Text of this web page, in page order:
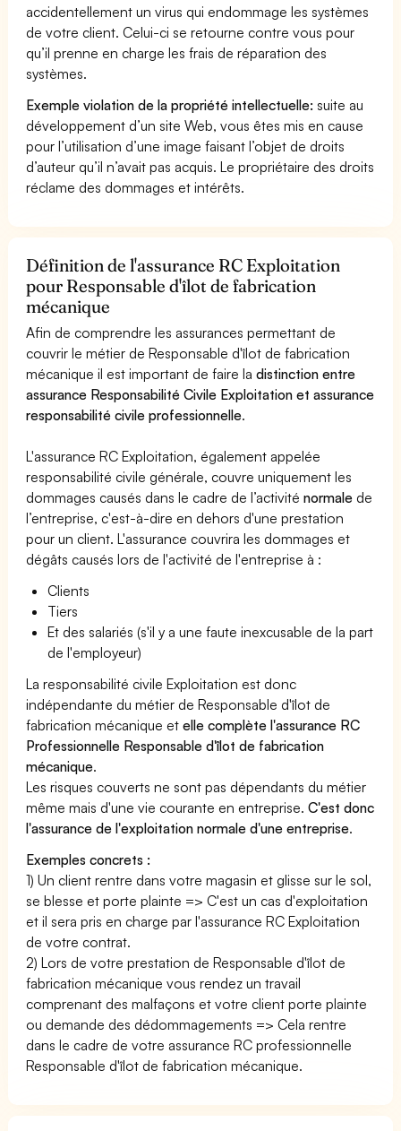
accidentellement un virus qui endommage les systèmes
de votre client. Celui-ci se retourne contre vous pour
qu’il prenne en charge les frais de réparation des
systèmes.
Exemple violation de la propriété intellectuelle: suite au
développement d’un site Web, vous êtes mis en cause
pour l’utilisation d’une image faisant l’objet de droits
d’auteur qu’il n’avait pas acquis. Le propriétaire des droits
réclame des dommages et intérêts.
Définition de l'assurance RC Exploitation
pour Responsable d'îlot de fabrication
mécanique
Afin de comprendre les assurances permettant de
couvrir le métier de Responsable d'îlot de fabrication
mécanique il est important de faire ladistinction entre
assurance Responsabilité Civile Exploitation et assurance
responsabilité civile professionnelle.
L'assurance RC Exploitation, également appelée
responsabilité civile générale, couvre uniquement les
dommages causés dans le cadre de l’activiténormale de
l’entreprise, c'est-à-dire en dehors d'une prestation
pour un client. L'assurance couvrira les dommages et
dégâts causés lors de l'activité de l'entreprise à :
Clients
Tiers
Et des salariés (s'il y a une faute inexcusable de la part
de l'employeur)
La responsabilité civile Exploitation est donc
indépendante du métier de Responsable d'îlot de
fabrication mécanique etelle complète l'assurance RC
Professionnelle Responsable d'îlot de fabrication
mécanique.
Les risques couverts ne sont pas dépendants du métier
même mais d'une vie courante en entreprise.C'est donc
l'assurance de l'exploitation normale d'une entreprise.
Exemples concrets :
1) Un client rentre dans votre magasin et glisse sur le sol,
se blesse et porte plainte => C'est un cas d'exploitation
et il sera pris en charge par l'assurance RC Exploitation
de votre contrat.
2) Lors de votre prestation de Responsable d'îlot de
fabrication mécanique vous rendez un travail
comprenant des malfaçons et votre client porte plainte
ou demande des dédommagements => Cela rentre
dans le cadre de votre assurance RC professionnelle
Responsable d'îlot de fabrication mécanique.